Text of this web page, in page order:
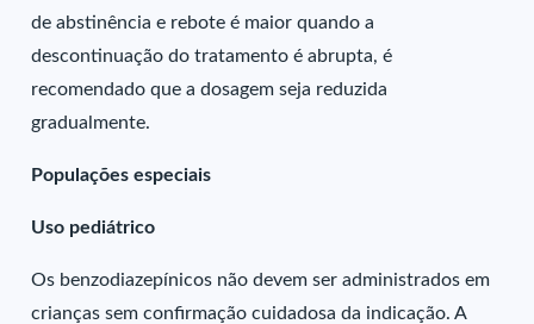
de abstinência e rebote é maior quando a
descontinuação do tratamento é abrupta, é
recomendado que a dosagem seja reduzida
gradualmente.
Populações especiais
Uso pediátrico
Os benzodiazepínicos não devem ser administrados em
crianças sem confirmação cuidadosa da indicação. A